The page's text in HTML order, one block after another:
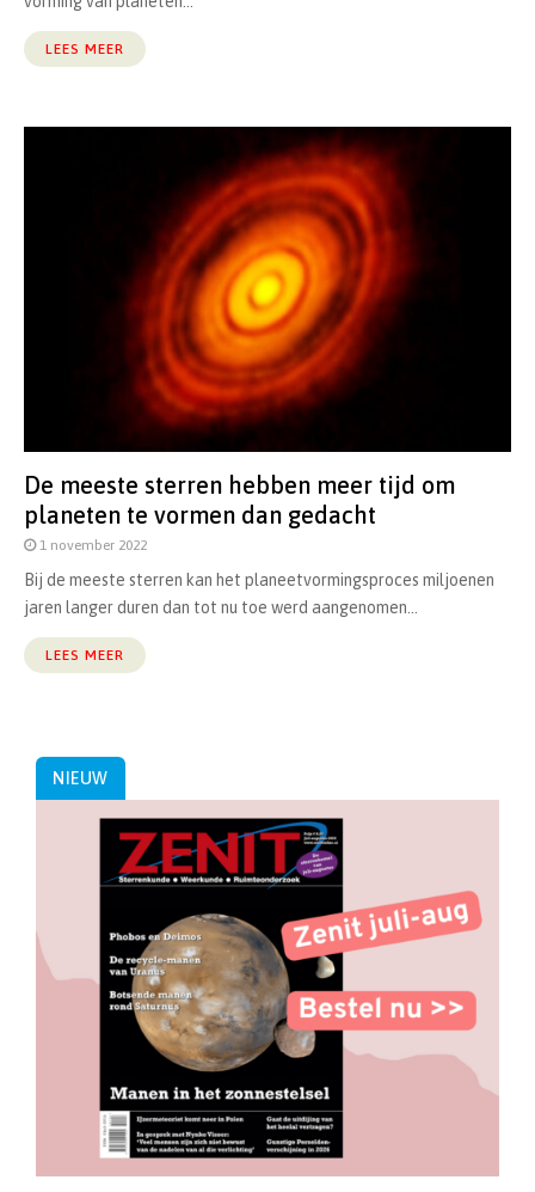
LEES MEER
De meeste sterren hebben meer tijd om
planeten te vormen dan gedacht
1 november 2022
Bij de meeste sterren kan het planeetvormingsproces miljoenen
jaren langer duren dan tot nu toe werd aangenomen...
LEES MEER
NIEUW